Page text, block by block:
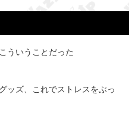
ういうことだった
ッズ、これでストレスをぶっ